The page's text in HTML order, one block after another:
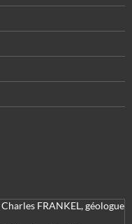
FRANKEL, géologue